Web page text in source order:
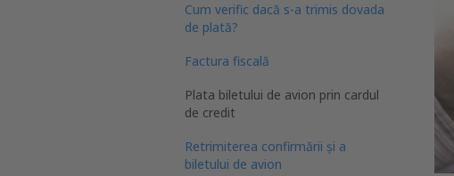
Cum verific dacă s-a trimis dovada
de plată?
Factura fiscală
Plata biletului de avion prin cardul
de credit
Retrimiterea confirmării și a
biletului de avion